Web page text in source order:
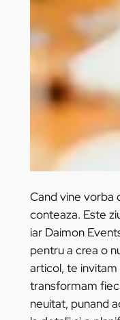
Cand vine vorba
conteaza. Este
iar Daimon
pentru a crea o
articol, te
transformam
neuitat, punand